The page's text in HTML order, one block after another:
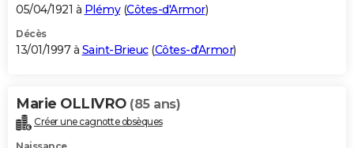
05/04/1921 à Plémy(Côtes-d'Armor)
Décès
13/01/1997 à Saint-Brieuc(Côtes-d'Armor)
Marie OLLIVRO (85 ans)
Créer une cagnotte obsèques